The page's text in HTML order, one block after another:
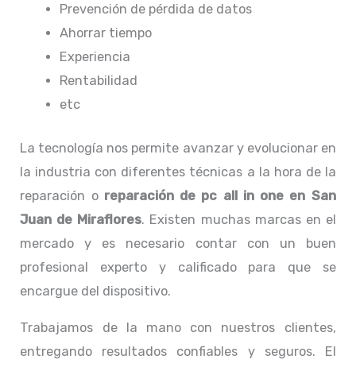
Prevención de pérdida de datos
Ahorrar tiempo
Experiencia
Rentabilidad
etc
La tecnología nos permite avanzar y evolucionar en
la industria con diferentes técnicas a la hora de la
reparación o reparación de pc all in one en San
Juan de Miraflores. Existen muchas marcas en el
mercado y es necesario contar con un buen
profesional experto y calificado para que se
encargue del dispositivo.
Trabajamos de la mano con nuestros clientes,
entregando resultados confiables y seguros. El